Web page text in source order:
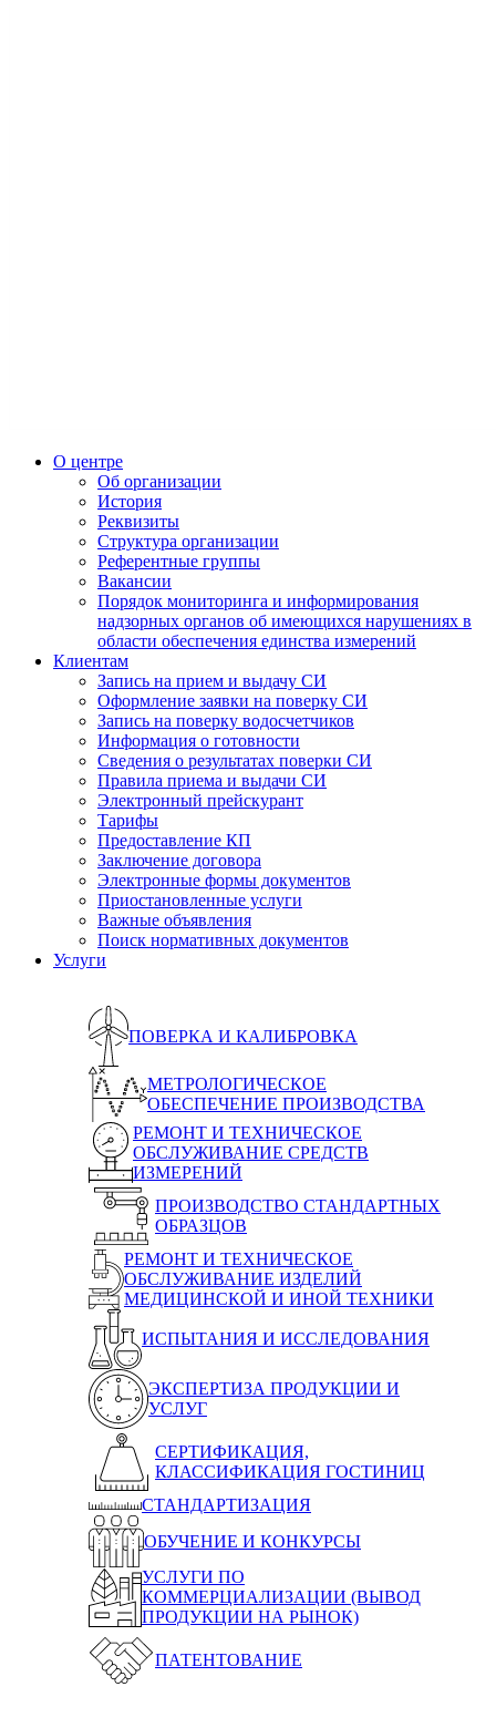
О центре
Об организации
История
Реквизиты
Структура организации
Референтные группы
Вакансии
Порядок мониторинга и информирования
надзорных органов об имеющихся нарушениях в
области обеспечения единства измерений
Клиентам
Запись на прием и выдачу СИ
Оформление заявки на поверку СИ
Запись на поверку водосчетчиков
Информация о готовности
Сведения о результатах поверки СИ
Правила приема и выдачи СИ
Электронный прейскурант
Тарифы
Предоставление КП
Заключение договора
Электронные формы документов
Приостановленные услуги
Важные объявления
Поиск нормативных документов
Услуги
ПОВЕРКА И КАЛИБРОВКА
МЕТРОЛОГИЧЕСКОЕ
ОБЕСПЕЧЕНИЕ ПРОИЗВОДСТВА
РЕМОНТ И ТЕХНИЧЕСКОЕ
ОБСЛУЖИВАНИЕ СРЕДСТВ
ИЗМЕРЕНИЙ
ПРОИЗВОДСТВО СТАНДАРТНЫХ
ОБРАЗЦОВ
РЕМОНТ И ТЕХНИЧЕСКОЕ
ОБСЛУЖИВАНИЕ ИЗДЕЛИЙ
МЕДИЦИНСКОЙ И ИНОЙ ТЕХНИКИ
ИСПЫТАНИЯ И ИССЛЕДОВАНИЯ
ЭКСПЕРТИЗА ПРОДУКЦИИ И
УСЛУГ
СЕРТИФИКАЦИЯ,
КЛАССИФИКАЦИЯ ГОСТИНИЦ
СТАНДАРТИЗАЦИЯ
ОБУЧЕНИЕ И КОНКУРСЫ
УСЛУГИ ПО
КОММЕРЦИАЛИЗАЦИИ (ВЫВОД
ПРОДУКЦИИ НА РЫНОК)
ПАТЕНТОВАНИЕ